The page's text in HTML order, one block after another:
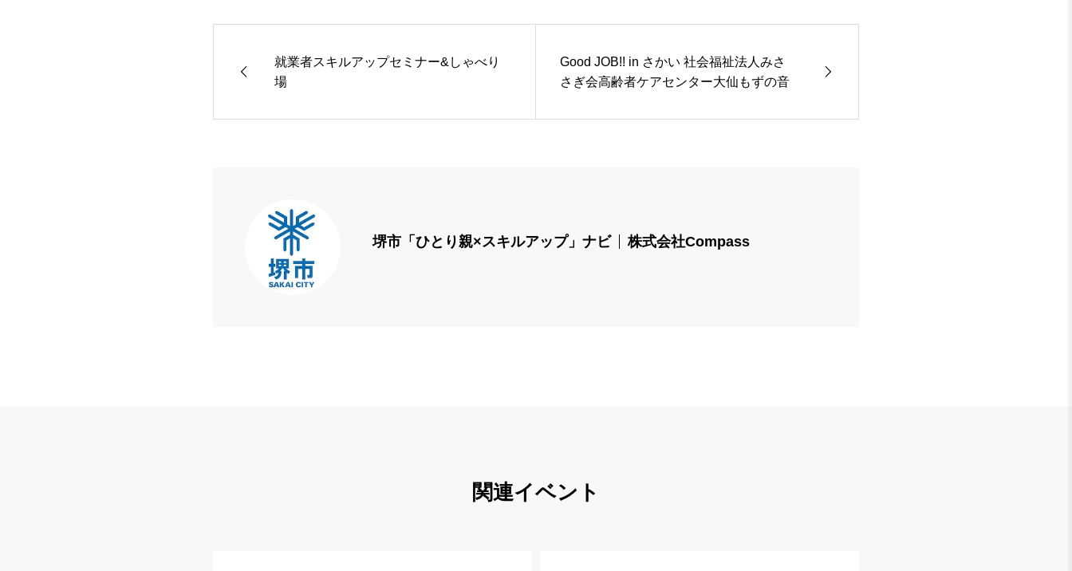
就業者スキルアップセミナー&しゃべり
場
Good JOB!! in さかい 社会福祉法人みさ
さぎ会高齢者ケアセンター大仙もずの音
堺市「ひとり親×スキルアップ」ナビ 株式会社Compass
関連イベント